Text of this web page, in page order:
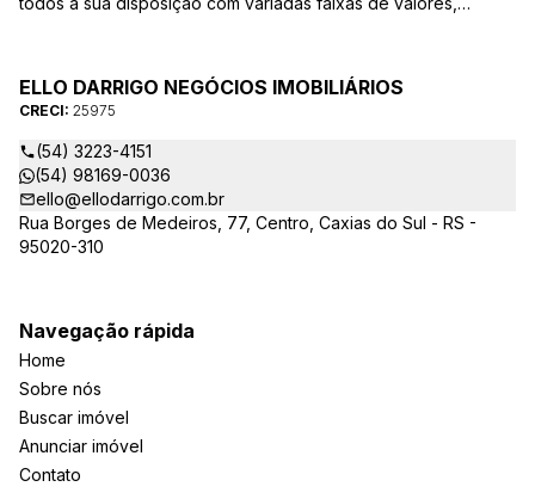
credenciados ao CRECI-25975 estarão sempre prontos para
responder-lhe todas as suas dúvidas sobre casas,
apartamentos, terrenos, salas comerciais e outros produtos
imobiliários.
ELLO DARRIGO NEGÓCIOS IMOBILIÁRIOS
CRECI: 25975
(54) 3223-4151
(54) 98169-0036
ello@ellodarrigo.com.br
Rua Borges de Medeiros, 77, Centro, Caxias do Sul - RS -
95020-310
Navegação rápida
Home
Sobre nós
Buscar imóvel
Anunciar imóvel
Contato